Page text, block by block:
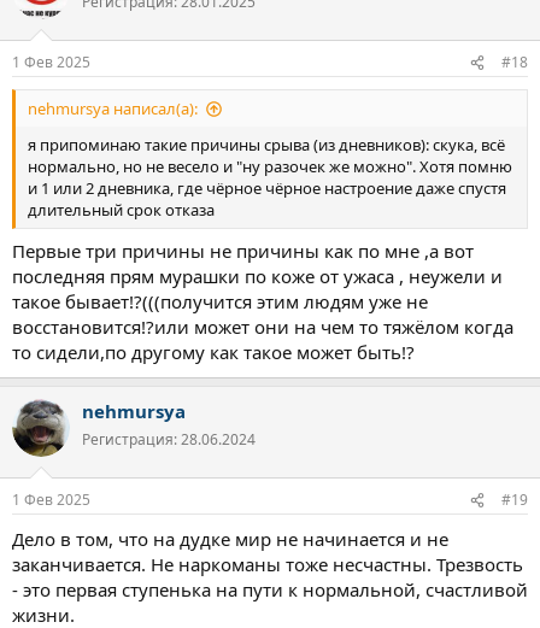
и
1 Фев 2025 #18
nehmursya написал(а):
я припоминаю такие причины срыва (из дневников): скука, всё
нормально, но не весело и "ну разочек же можно". Хотя помню
и 1 или 2 дневника, где чёрное чёрное настроение даже спустя
длительный срок отказа
Первые три причины не причины как по мне ,а вот
последняя прям мурашки по коже от ужаса , неужели и
такое бывает!?(((получится этим людям уже не
восстановится!?или может они на чем то тяжёлом когда
то сидели,по другому как такое может быть!?
nehmursya
Регистрация: 28.06.2024
1 Фев 2025 #19
Дело в том, что на дудке мир не начинается и не
заканчивается. Не наркоманы тоже несчастны. Трезвость
- это первая ступенька на пути к нормальной, счастливой
жизни.